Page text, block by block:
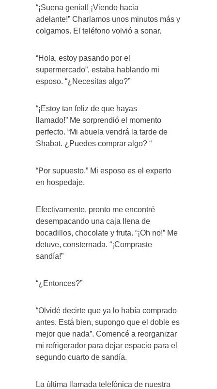
“¡Suena genial! ¡Viendo hacia
adelante!” Charlamos unos minutos más y
colgamos. El teléfono volvió a sonar.
“Hola, estoy pasando por el
supermercado”, estaba hablando mi
esposo. “¿Necesitas algo?”
“¡Estoy tan feliz de que hayas
llamado!” Me sorprendió el momento
perfecto. “Mi abuela vendrá la tarde de
Shabat. ¿Puedes comprar algo? “
“Por supuesto.” Mi esposo es el experto
en hospedaje.
Efectivamente, pronto me encontré
desempacando una caja llena de
bocadillos, chocolate y fruta. “¡Oh no!” Me
detuve, consternada. “¡Compraste
sandía!”
“¿Entonces?”
“Olvidé decirte que ya lo había comprado
antes. Está bien, supongo que el doble es
mejor que nada”. Comencé a reorganizar
mi refrigerador para dejar espacio para el
segundo cuarto de sandía.
La última llamada telefónica de nuestra